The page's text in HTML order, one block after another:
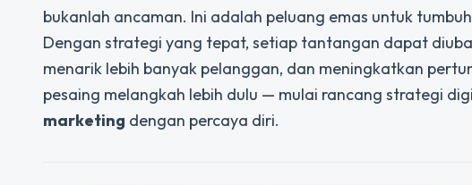
bukanlah ancaman. Ini adalah peluang emas untuk
Dengan strategi yang tepat, setiap tantangan dapat
menarik lebih banyak pelanggan, dan meningkatkan
pesaing melangkah lebih dulu — mulai rancang strategi
marketing dengan percaya diri.